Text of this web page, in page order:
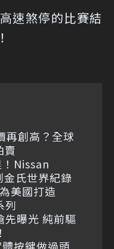
速煞停的比賽結
再創高？全球
賣
Nissan
氏世界紀錄
美國打造
列
曝光 純前驅